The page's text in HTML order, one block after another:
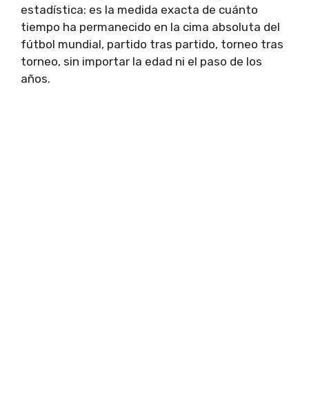
estadística: es la medida exacta de cuánto
tiempo ha permanecido en la cima absoluta del
fútbol mundial, partido tras partido, torneo tras
torneo, sin importar la edad ni el paso de los
años.